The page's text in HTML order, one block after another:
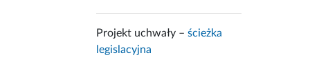
Projekt uchwały –ścieżka
legislacyjna